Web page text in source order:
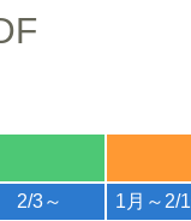
2/3～ 1月～2/